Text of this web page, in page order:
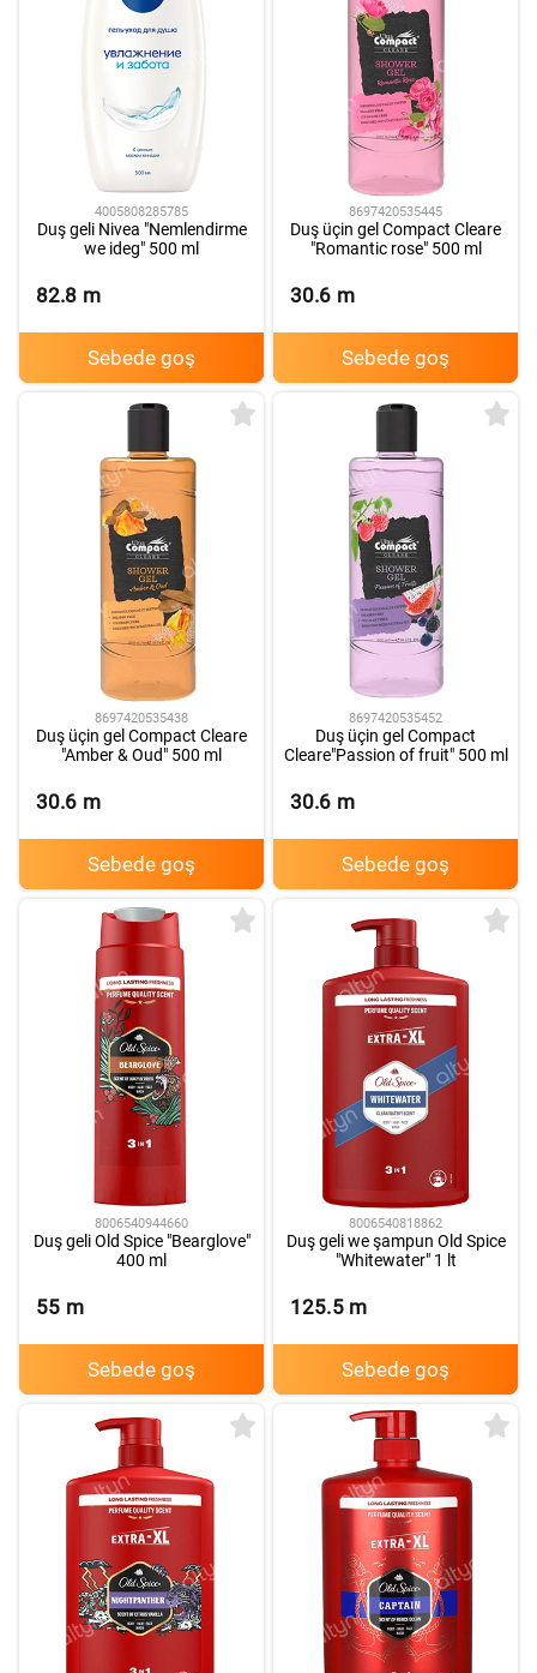
4005808285785
Duş geli Nivea "Nemlendirme
we ideg" 500 ml
82.8 m
Sebede goş
8697420535445
Duş üçin gel Compact Cleare
"Romantic rose" 500 ml
30.6 m
Sebede goş
8697420535438
Duş üçin gel Compact Cleare
"Amber & Oud" 500 ml
30.6 m
Sebede goş
8697420535452
Duş üçin gel Compact
Cleare"Passion of fruit" 500 ml
30.6 m
Sebede goş
8006540944660
Duş geli Old Spice "Bearglove"
400 ml
55 m
Sebede goş
8006540818862
Duş geli we şampun Old Spice
"Whitewater" 1 lt
125.5 m
Sebede goş